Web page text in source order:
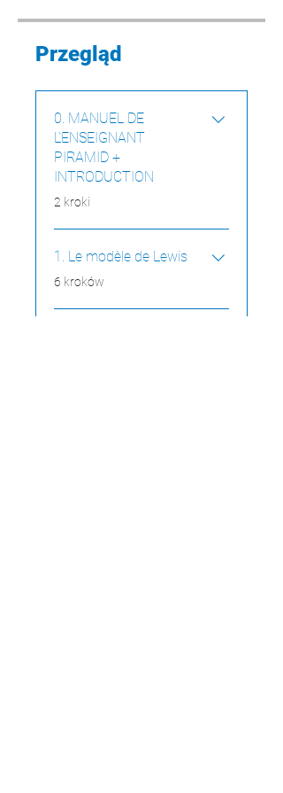
Przegląd
0. MANUEL DE
L'ENSEIGNANT
PIRAMID +
INTRODUCTION
.2 kroki
1. Le modèle de Lewis
.6 kroków